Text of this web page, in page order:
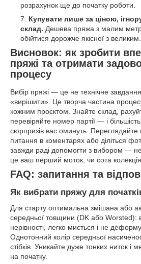
розрахунок ще до початку роботи.
Купувати лише за ціною,
склад. Дешева пряжа з малим
обійтися дорожче якісної з великим.
Висновок: як зробити
пряжі та отримати
процесу
Вибір пряжі — це не технічне
«вирішити». Це творча частина
кожним проєктом. Знайте склад,
перевіряйте номер партії — і
сюрпризів вас оминуть. Переглядайте
питання в коментарях або діліться
завжди раді допомогти з вибором —
це ваш перший моток, чи сота
FAQ: запитання та
Як вибрати пряжу для
Для старту оптимальна змішана або
середньої товщини (DK або Worsted):
нерівності, легко миється і не
Однотонний колір середньої
стібків. Уникайте дуже тонких ниток і
на початку.